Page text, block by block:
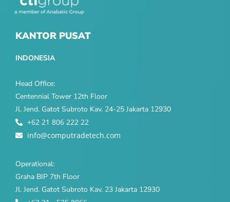
KANTOR PUSAT
INDONESIA
Head Office:
Centennial Tower 12th Floor
Jl. Jend. Gatot Subroto Kav. 24-25 Jakarta 12930
+62 21 806 222 22
info@computradetech.com
Operational:
Graha BIP 7th Floor
Jl. Jend. Gatot Subroto Kav. 23 Jakarta 12930